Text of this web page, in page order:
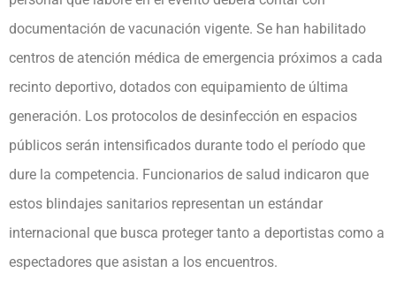
documentación de vacunación vigente. Se han habilitado
centros de atención médica de emergencia próximos a cada
recinto deportivo, dotados con equipamiento de última
generación. Los protocolos de desinfección en espacios
públicos serán intensificados durante todo el período que
dure la competencia. Funcionarios de salud indicaron que
estos blindajes sanitarios representan un estándar
internacional que busca proteger tanto a deportistas como a
espectadores que asistan a los encuentros.